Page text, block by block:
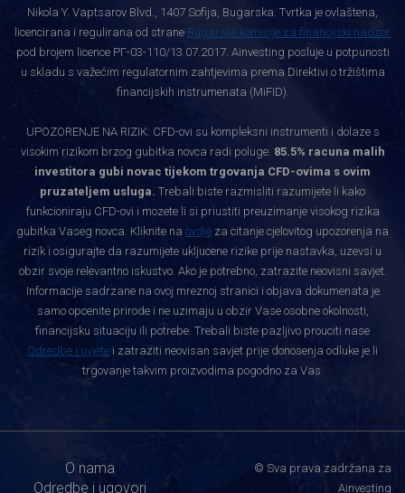
Nikola Y. Vaptsarov Blvd., 1407 Sofija, Bugarska. Tvrtka je ovlaštena,
licencirana i regulirana od strane Bugarske komisije za financijski nadzor
pod brojem licence РГ-03-110/13.07.2017. Ainvesting posluje u potpunosti
u skladu s važećim regulatornim zahtjevima prema Direktivi o tržištima
financijskih instrumenata (MiFID).
UPOZORENJE NA RIZIK: CFD-ovi su kompleksni instrumenti i dolaze s
visokim rizikom brzog gubitka novca radi poluge. 85.5% racuna malih
investitora gubi novac tijekom trgovanja CFD-ovima s ovim
pruzateljem usluga. Trebali biste razmisliti razumijete li kako
funkcioniraju CFD-ovi i mozete li si priustiti preuzimanje visokog rizika
gubitka Vaseg novca. Kliknite na ovdje za citanje cjelovitog upozorenja na
rizik i osigurajte da razumijete ukljucene rizike prije nastavka, uzevsi u
obzir svoje relevantno iskustvo. Ako je potrebno, zatrazite neovisni savjet.
Informacije sadrzane na ovoj mreznoj stranici i objava dokumenata je
samo opcenite prirode i ne uzimaju u obzir Vase osobne okolnosti,
financijsku situaciju ili potrebe. Trebali biste pazljivo prouciti nase
Odredbe i uvjete i zatraziti neovisan savjet prije donosenja odluke je li
trgovanje takvim proizvodima pogodno za Vas.
O nama
Odredbe i ugovori
© Sva prava zadržana za
Ainvesting